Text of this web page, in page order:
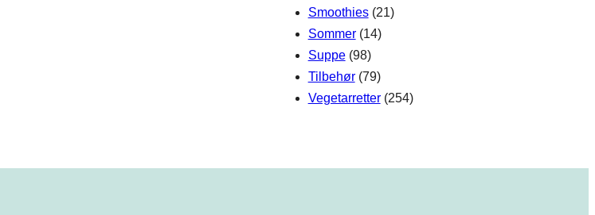
Smoothies(21)
Sommer(14)
Suppe(98)
Tilbehør(79)
Vegetarretter(254)